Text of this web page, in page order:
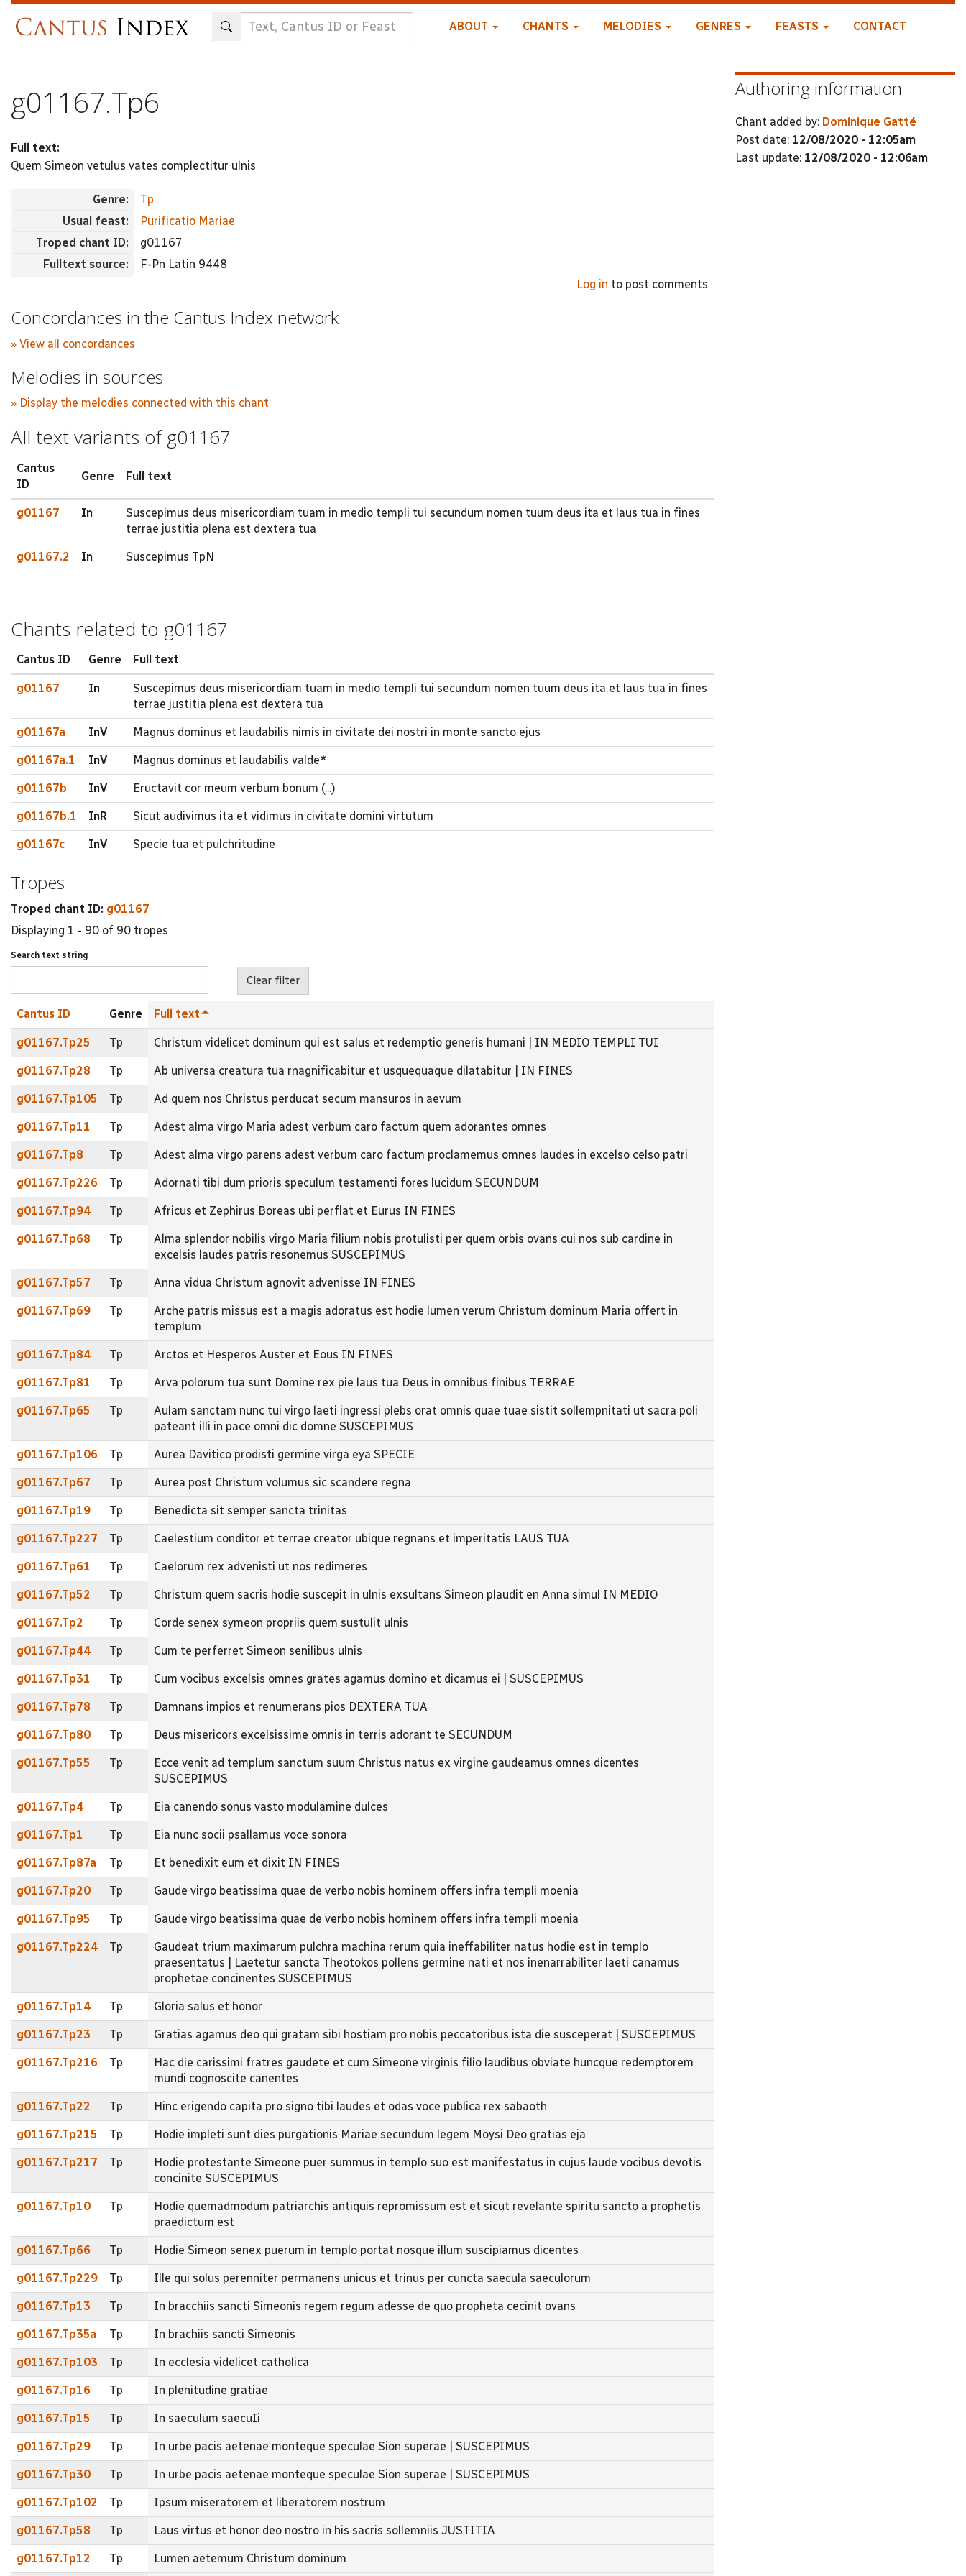
ABOUT CHANTS MELODIES GENRES FEASTS CONTACT
g01167.Tp6
Full text:
Quem Simeon vetulus vates complectitur ulnis
Genre:
Tp
Usual feast:
Purificatio Mariae
Troped chant ID:
g01167
Fulltext source:
F-Pn Latin 9448
Log in to post comments
Concordances in the Cantus Index network
» View all concordances
Melodies in sources
» Display the melodies connected with this chant
All text variants of g01167
Cantus
ID
Genre Full text
g01167 In
Suscepimus deus misericordiam tuam in medio templi tui secundum nomen tuum deus ita et laus tua in fines
terrae justitia plena est dextera tua
g01167.2 In Suscepimus TpN
Chants related to g01167
Cantus ID Genre Full text
g01167 In
Suscepimus deus misericordiam tuam in medio templi tui secundum nomen tuum deus ita et laus tua in fines
terrae justitia plena est dextera tua
g01167a InV Magnus dominus et laudabilis nimis in civitate dei nostri in monte sancto ejus
g01167a.1 InV Magnus dominus et laudabilis valde*
g01167b InV Eructavit cor meum verbum bonum (...)
g01167b.1 InR Sicut audivimus ita et vidimus in civitate domini virtutum
g01167c InV Specie tua et pulchritudine
Tropes
Troped chant ID: g01167
Displaying 1 - 90 of 90 tropes
Search text string
Cantus ID Genre Full text
g01167.Tp25 Tp Christum videlicet dominum qui est salus et redemptio generis humani | IN MEDIO TEMPLI TUI
g01167.Tp28 Tp Ab universa creatura tua rnagnificabitur et usquequaque dilatabitur | IN FINES
g01167.Tp105 Tp Ad quem nos Christus perducat secum mansuros in aevum
g01167.Tp11 Tp Adest alma virgo Maria adest verbum caro factum quem adorantes omnes
g01167.Tp8 Tp Adest alma virgo parens adest verbum caro factum proclamemus omnes laudes in excelso celso patri
g01167.Tp226 Tp Adornati tibi dum prioris speculum testamenti fores lucidum SECUNDUM
g01167.Tp94 Tp Africus et Zephirus Boreas ubi perflat et Eurus IN FINES
g01167.Tp68 Tp
Alma splendor nobilis virgo Maria filium nobis protulisti per quem orbis ovans cui nos sub cardine in
excelsis laudes patris resonemus SUSCEPIMUS
g01167.Tp57 Tp Anna vidua Christum agnovit advenisse IN FINES
g01167.Tp69 Tp
Arche patris missus est a magis adoratus est hodie lumen verum Christum dominum Maria offert in
templum
g01167.Tp84 Tp Arctos et Hesperos Auster et Eous IN FINES
g01167.Tp81 Tp Arva polorum tua sunt Domine rex pie laus tua Deus in omnibus finibus TERRAE
g01167.Tp65 Tp
Aulam sanctam nunc tui virgo laeti ingressi plebs orat omnis quae tuae sistit sollempnitati ut sacra poli
pateant illi in pace omni dic domne SUSCEPIMUS
g01167.Tp106 Tp Aurea Davitico prodisti germine virga eya SPECIE
g01167.Tp67 Tp Aurea post Christum volumus sic scandere regna
g01167.Tp19 Tp Benedicta sit semper sancta trinitas
g01167.Tp227 Tp Caelestium conditor et terrae creator ubique regnans et imperitatis LAUS TUA
g01167.Tp61 Tp Caelorum rex advenisti ut nos redimeres
g01167.Tp52 Tp Christum quem sacris hodie suscepit in ulnis exsultans Simeon plaudit en Anna simul IN MEDIO
g01167.Tp2 Tp Corde senex symeon propriis quem sustulit ulnis
g01167.Tp44 Tp Cum te perferret Simeon senilibus ulnis
g01167.Tp31 Tp Cum vocibus excelsis omnes grates agamus domino et dicamus ei | SUSCEPIMUS
g01167.Tp78 Tp Damnans impios et renumerans pios DEXTERA TUA
g01167.Tp80 Tp Deus misericors excelsissime omnis in terris adorant te SECUNDUM
g01167.Tp55 Tp
Ecce venit ad templum sanctum suum Christus natus ex virgine gaudeamus omnes dicentes
SUSCEPIMUS
g01167.Tp4 Tp Eia canendo sonus vasto modulamine dulces
g01167.Tp1 Tp Eia nunc socii psallamus voce sonora
g01167.Tp87a Tp Et benedixit eum et dixit IN FINES
g01167.Tp20 Tp Gaude virgo beatissima quae de verbo nobis hominem offers infra templi moenia
g01167.Tp95 Tp Gaude virgo beatissima quae de verbo nobis hominem offers infra templi moenia
g01167.Tp224 Tp
Gaudeat trium maximarum pulchra machina rerum quia ineffabiliter natus hodie est in templo
praesentatus | Laetetur sancta Theotokos pollens germine nati et nos inenarrabiliter laeti canamus
prophetae concinentes SUSCEPIMUS
g01167.Tp14 Tp Gloria salus et honor
g01167.Tp23 Tp Gratias agamus deo qui gratam sibi hostiam pro nobis peccatoribus ista die susceperat | SUSCEPIMUS
g01167.Tp216 Tp
Hac die carissimi fratres gaudete et cum Simeone virginis filio laudibus obviate huncque redemptorem
mundi cognoscite canentes
g01167.Tp22 Tp Hinc erigendo capita pro signo tibi laudes et odas voce publica rex sabaoth
g01167.Tp215 Tp Hodie impleti sunt dies purgationis Mariae secundum legem Moysi Deo gratias eja
g01167.Tp217 Tp
Hodie protestante Simeone puer summus in templo suo est manifestatus in cujus laude vocibus devotis
concinite SUSCEPIMUS
g01167.Tp10 Tp
Hodie quemadmodum patriarchis antiquis repromissum est et sicut revelante spiritu sancto a prophetis
praedictum est
g01167.Tp66 Tp Hodie Simeon senex puerum in templo portat nosque illum suscipiamus dicentes
g01167.Tp229 Tp Ille qui solus perenniter permanens unicus et trinus per cuncta saecula saeculorum
g01167.Tp13 Tp In bracchiis sancti Simeonis regem regum adesse de quo propheta cecinit ovans
g01167.Tp35a Tp In brachiis sancti Simeonis
g01167.Tp103 Tp In ecclesia videlicet catholica
g01167.Tp16 Tp In plenitudine gratiae
g01167.Tp15 Tp In saeculum saecuIi
g01167.Tp29 Tp In urbe pacis aetenae monteque speculae Sion superae | SUSCEPIMUS
g01167.Tp30 Tp In urbe pacis aetenae monteque speculae Sion superae | SUSCEPIMUS
g01167.Tp102 Tp Ipsum miseratorem et liberatorem nostrum
g01167.Tp58 Tp Laus virtus et honor deo nostro in his sacris sollemniis JUSTITIA
g01167.Tp12 Tp Lumen aetemum Christum dominum
Authoring information
Chant added by: Dominique Gatté
Post date: 12/08/2020 - 12:05am
Last update: 12/08/2020 - 12:06am